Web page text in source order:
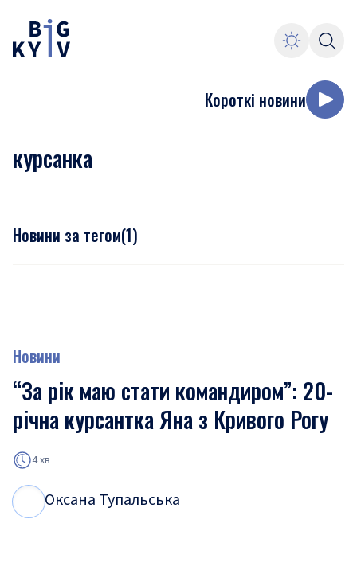
Короткі новини
курсанка
Новини за тегом(1)
Новини
“За рік маю стати командиром”: 20-
річна курсантка Яна з Кривого Рогу
4 хв
Оксана Тупальська